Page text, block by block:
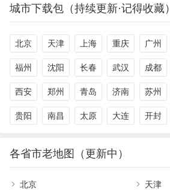
城市下载包（持续更新·记得收藏）
北京 天津 上海 重庆 广州
福州 沈阳 长春 武汉 成都
西安 郑州 青岛 济南 苏州
贵阳 南昌 太原 大连 开封
各省市老地图（更新中）
北京 天津